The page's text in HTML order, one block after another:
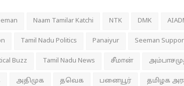
Naam Tamilar Katchi NTK DMK
Tamil Nadu Politics Panaiyur Seeman
Buzz Tamil Nadu News சீமான்
அதிமுக தவெக பனையூர் தமிழக